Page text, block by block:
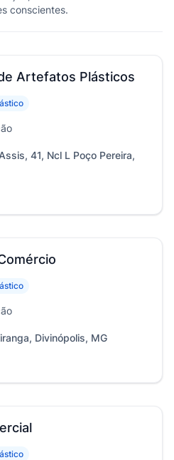
conscientes.
Artefatos Plásticos
41, Ncl L Poço Pereira,
Divinópolis, MG